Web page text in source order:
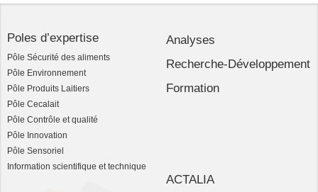
Poles d’expertise
Pôle Sécurité des aliments
Pôle Environnement
Pôle Produits Laitiers
Pôle Cecalait
Pôle Contrôle et qualité
Pôle Innovation
Pôle Sensoriel
Information scientifique et technique
Analyses
Recherche-Développement
Formation
ACTALIA